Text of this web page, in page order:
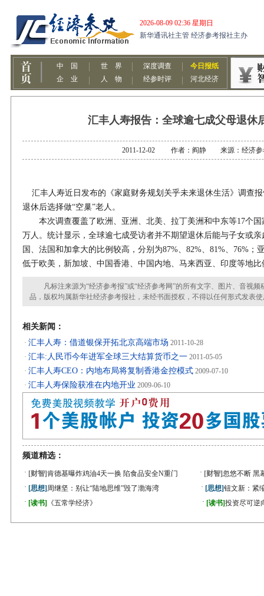
汇丰人寿报告：全球逾七成父母退休
2011-12-02 作者：阎静 来源：经济参
汇丰人寿近日发布的《家庭财务规划关乎未来退休生活》调查
退休后选择做“空巢”老人。
本次调查覆盖了欧洲、亚洲、北美、拉丁美洲和中东等17个国
万人。统计显示，全球逾七成受访者并不期望退休后能与子女或
国、法国和加拿大的比例较高，分别为87%、82%、81%、76%；
低于欧美，新加坡、中国香港、中国内地、马来西亚、印度等地比
凡标注来源为“经济参考报”或“经济参考网”的所有文字、图片、音视频
品，版权均属新华社经济参考报社，未经书面授权，不得以任何形式发表
相关新闻：
· 汇丰人寿：借道银保开拓北京高端市场 2011-10-28
· 汇丰:人民币今年进军全球三大结算货币之一 2011-05-05
· 汇丰人寿CEO：内地布局将复制香港金控模式 2009-07-10
· 汇丰人寿保险获准在内地开业 2009-06-10
频道精选：
· [财智]肯德基曝炸鸡油4天一换 陷食品安全N重门 · [财智]忽悠不断 黑
· [思想] 周继坚：别让“陆地思维”毁了渤海湾 · [思想]钮文新：紧
· [读书] 《五常学经济》 · [读书]投资尽可逆